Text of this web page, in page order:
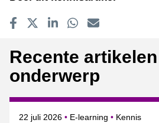
Recente
onderwerp
Gepubliceerd op
22 juli 2026 E-learning Kennis